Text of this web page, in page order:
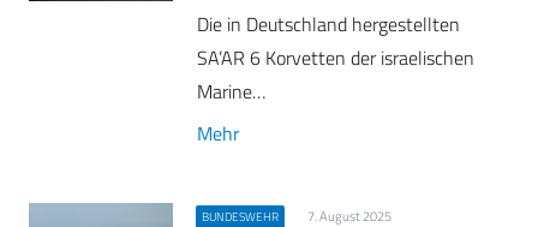
Die in Deutschland hergestellten
SA’AR 6 Korvetten der israelischen
Marine…
Mehr
BUNDESWEHR 7. August 2025